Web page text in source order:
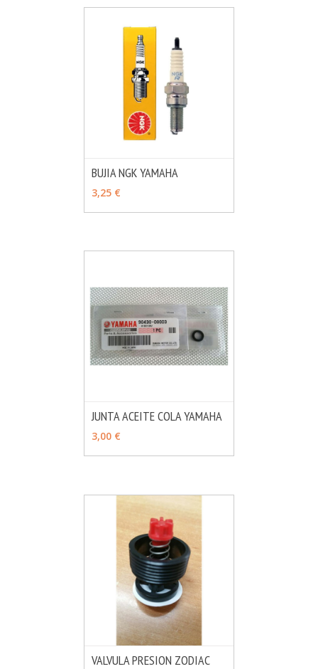
BUJIA NGK YAMAHA
3,25 €
JUNTA ACEITE COLA YAMAHA
3,00 €
VALVULA PRESION ZODIAC